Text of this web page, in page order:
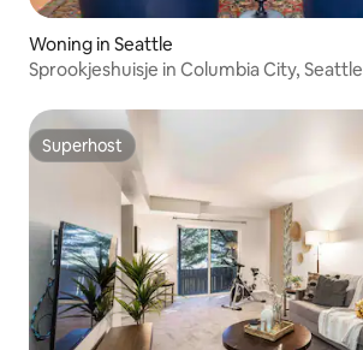
Woning in Seattle
Sprookjeshuisje in Columbia City, Seattle
Superhost
Superhost